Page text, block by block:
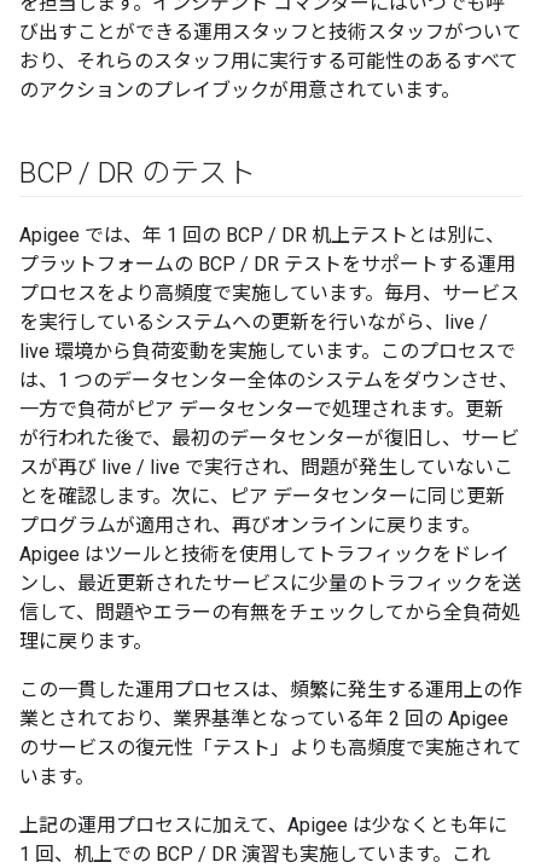
び出すことができる運用スタッフと技術スタッフがついて
おり、それらのスタッフ用に実行する可能性のあるすべて
のアクションのプレイブックが用意されています。
BCP / DR のテスト
Apigee では、年 1 回の BCP / DR 机上テストとは別に、
プラットフォームの BCP / DR テストをサポートする運用
プロセスをより高頻度で実施しています。毎月、サービス
を実行しているシステムへの更新を行いながら、live /
live 環境から負荷変動を実施しています。このプロセスで
は、1 つのデータセンター全体のシステムをダウンさせ、
一方で負荷がピア データセンターで処理されます。更新
が行われた後で、最初のデータセンターが復旧し、サービ
スが再び live / live で実行され、問題が発生していないこ
とを確認します。次に、ピア データセンターに同じ更新
プログラムが適用され、再びオンラインに戻ります。
Apigee はツールと技術を使用してトラフィックをドレイ
ンし、最近更新されたサービスに少量のトラフィックを送
信して、問題やエラーの有無をチェックしてから全負荷処
理に戻ります。
この一貫した運用プロセスは、頻繁に発生する運用上の作
業とされており、業界基準となっている年 2 回の Apigee
のサービスの復元性「テスト」よりも高頻度で実施されて
います。
上記の運用プロセスに加えて、Apigee は少なくとも年に
1 回、机上での BCP / DR 演習も実施しています。これ